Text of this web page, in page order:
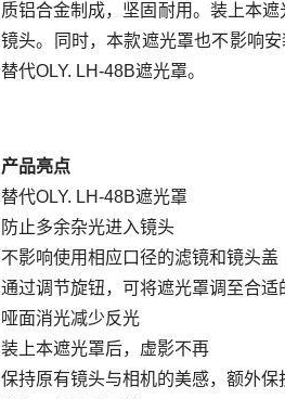
质铝合金制成，坚固耐用。 装上本遮
镜头。
同时，本款遮光罩也不影响
替代OLY. LH-48B遮光罩。
产品亮点
替代OLY. LH-48B遮光罩
防止多余杂光进入镜头
不影响使用相应口径的滤镜和镜头盖
通过调节旋钮，可将遮光罩调至合适
哑面消光减少反光
装上本遮光罩后，虚影不再
保持原有镜头与相机的美感， 额外保